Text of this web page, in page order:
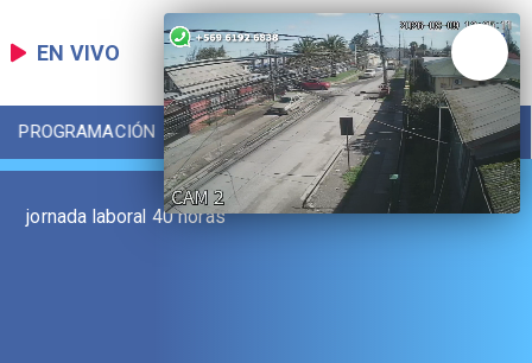
EN VIVO
PROGRAMACIÓN LOCAL DEPORTES
jornada laboral 40 horas